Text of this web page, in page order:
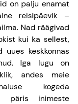
on palju enamat
reisipäevik –
Nad räägivad
kui ka sellest,
keskkonnas
Iga lugu on
andes meie
kogeda
päris inimeste